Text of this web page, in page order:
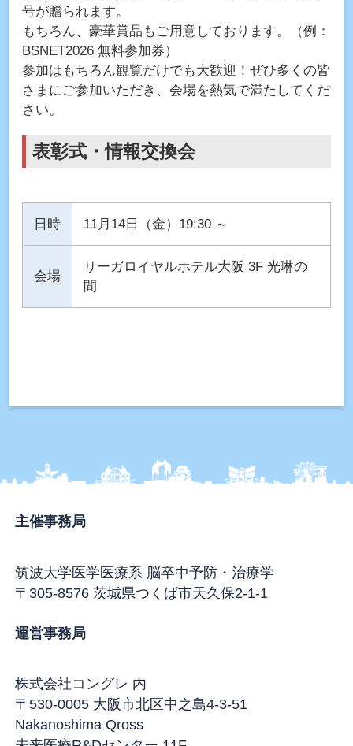
号が贈られます。
もちろん、豪華賞品もご用意しております。（例：
BSNET2026 無料参加券）
参加はもちろん観覧だけでも大歓迎！ぜひ多くの皆
さまにご参加いただき、会場を熱気で満たしてくだ
さい。
表彰式・情報交換会
日時 11月14日（金）19:30 ～
会場
リーガロイヤルホテル大阪 3F 光琳の
間
主催事務局
筑波大学医学医療系 脳卒中予防・治療学
〒305-8576 茨城県つくば市天久保2-1-1
運営事務局
株式会社コングレ 内
〒530-0005 大阪市北区中之島4-3-51
Nakanoshima Qross